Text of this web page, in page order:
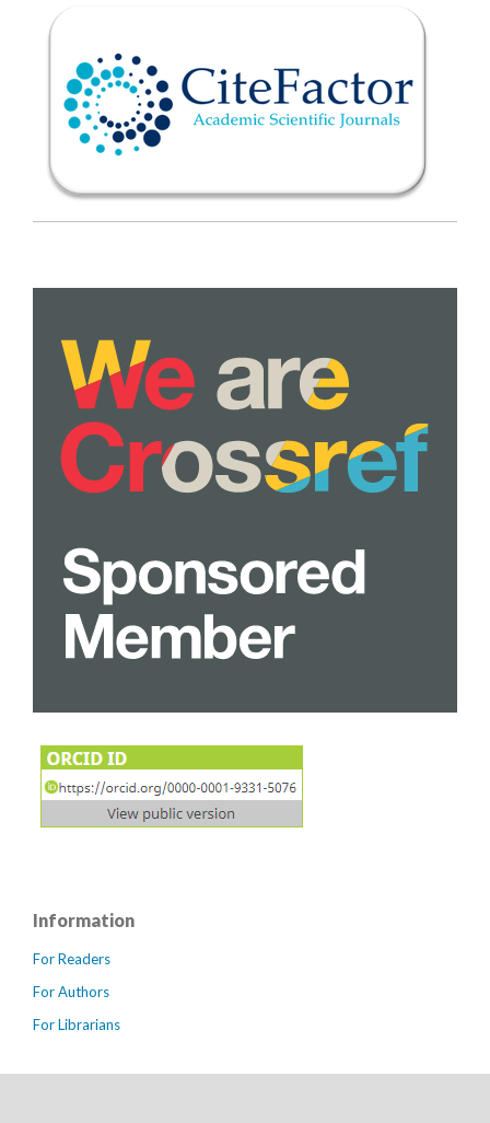
Information
For Readers
For Authors
For Librarians